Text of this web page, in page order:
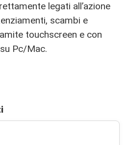
legati all’azione
scambi e
touchscreen e con
Pc/Mac.